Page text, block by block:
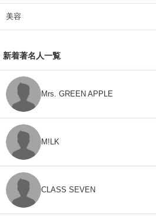
美容
新着著名人一覧
Mrs. GREEN APPLE
M!LK
CLASS SEVEN